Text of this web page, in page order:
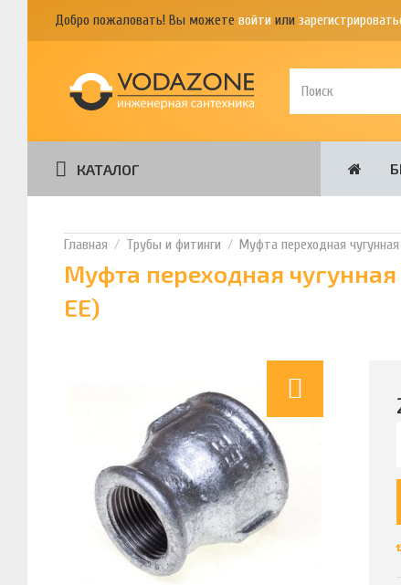
Добро пожаловать! Вы можете войти или
КАТАЛОГ
Трубы и фитинги Муфта переходная
Муфта переходная
EE)